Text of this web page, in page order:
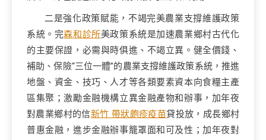
二是強化政策賦能，不竭完美農業支撐維護政策
系統。完森和診所美政策系統是加速農業鄉村古代化
的主要保證，必需與時俱進、不竭立異。健全價錢、
補助、保險“三位一體”的農業支撐維護政策系統，推進
地盤、資金、技巧、人才等各類要素資本向食糧主產
區集聚；激勵金融機構立異金融產物和辦事，加年夜
對農業鄉村的信新竹 帶狀皰疹疫苗貸投放，成長鄉村
普惠金融，進步金融辦事籠罩面和可及性；加年夜對